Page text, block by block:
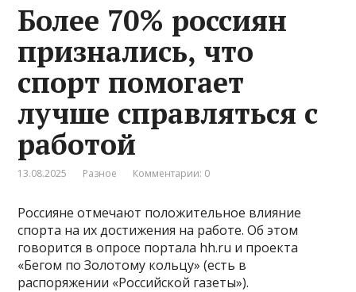
Более 70% россиян
признались, что
спорт помогает
лучше справляться с
работой
13.08.2025 Разное Комментарии: 0
Россияне отмечают положительное влияние
спорта на их достижения на работе. Об этом
говорится в опросе портала hh.ru и проекта
«Бегом по Золотому кольцу» (есть в
распоряжении «Российской газеты»).